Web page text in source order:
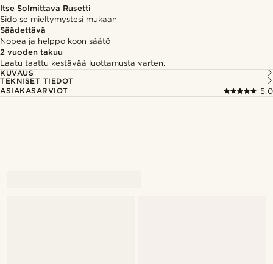
Itse Solmittava Rusetti
Sido se mieltymystesi mukaan
Säädettävä
Nopea ja helppo koon säätö
2 vuoden takuu
Laatu taattu kestävää luottamusta varten.
KUVAUS
TEKNISET TIEDOT
ASIAKASARVIOT
5.0